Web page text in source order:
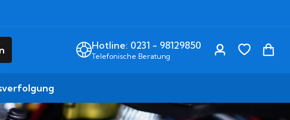
Hotline: 0231 - 98129850
Telefonische Beratung